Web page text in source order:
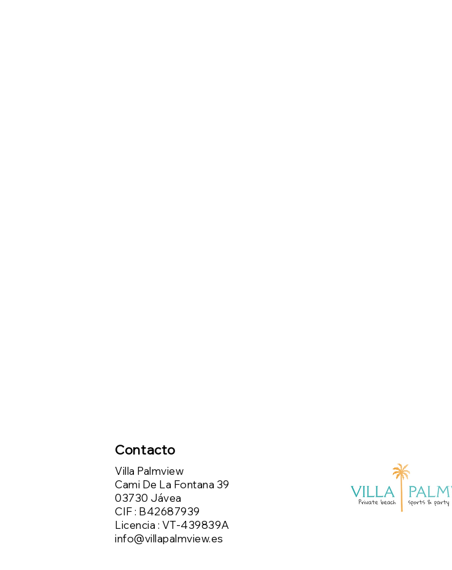
Contacto
Villa Palmview
Cami De La Fontana 39
03730 Jávea
CIF : B42687939
Licencia : VT-439839A
info@villapalmview.es